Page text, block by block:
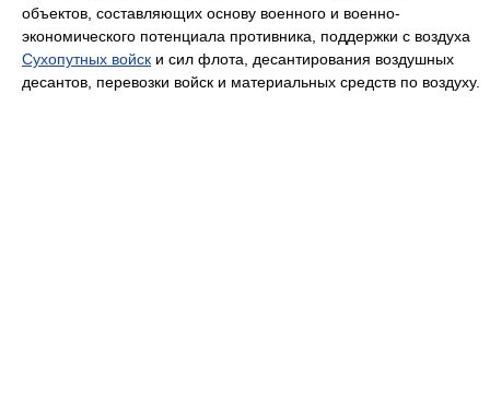
объектов, составляющих основу военного и военно-
экономического потенциала противника, поддержки с воздуха
Сухопутных войск и сил флота, десантирования воздушных
десантов, перевозки войск и материальных средств по воздуху.